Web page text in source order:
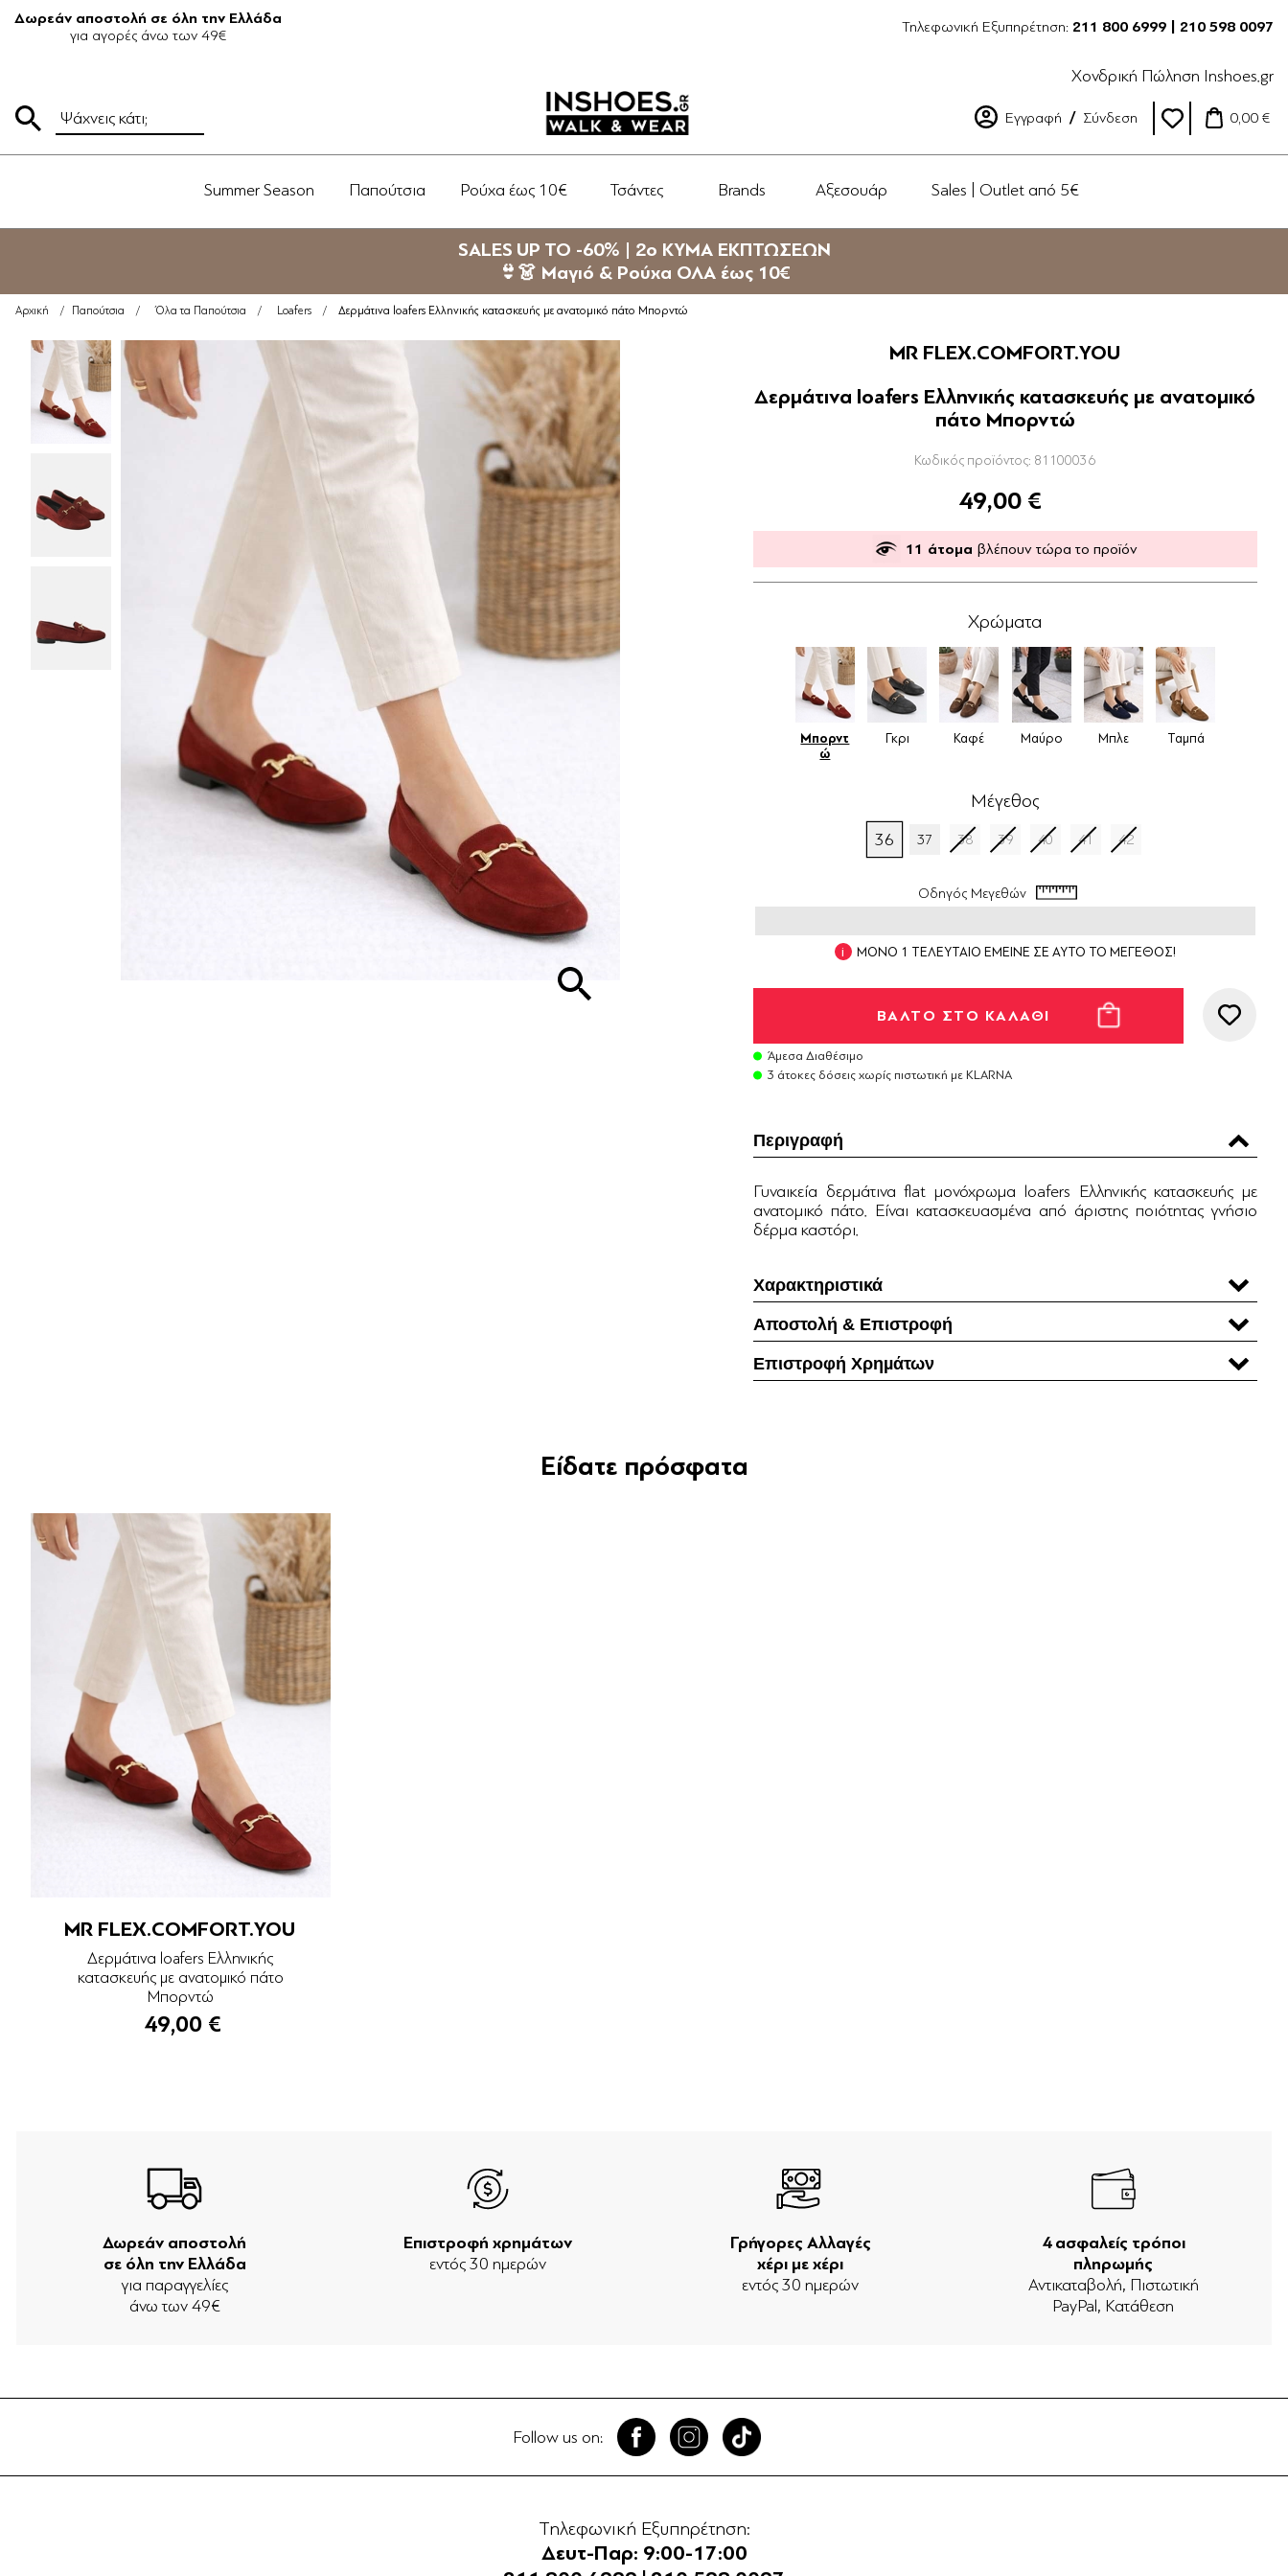
Δωρεάν αποστολή σε όλη την Ελλάδα
για αγορές άνω των 49€
Τηλεφωνική Εξυπηρέτηση: 211 800 6999 | 210 598 0097
Χονδρική Πώληση Inshoes.gr
Εγγραφή Σύνδεση 0,00 €
Summer Season Παπούτσια Ρούχα έως 10€ Τσάντες Brands Αξεσουάρ Sales | Outlet από 5€
SALES UP TO -60% | 2ο ΚΥΜΑ ΕΚΠΤΩΣΕΩΝ
👙👗 Μαγιό & Ρούχα ΟΛΑ έως 10€
Αρχική / Παπούτσια / Όλα τα Παπούτσια / Loafers / Δερμάτινα loafers Ελληνικής κατασκευής με ανατομικό πάτο Μπορντώ
MR FLEX.COMFORT.YOU
Δερμάτινα loafers Ελληνικής κατασκευής με ανατομικό
πάτο Μπορντώ
Κωδικός προϊόντος: 81100036
49,00 €
11 άτομα βλέπουν τώρα το προϊόν
Χρώματα
Μπορντ
ώ
Γκρι Καφέ Μαύρο Μπλε Ταμπά
Μέγεθος
36 37 38 39 40 41 42
Οδηγός Μεγεθών
ΜΟΝΟ 1 ΤΕΛΕΥΤΑΙΟ ΕΜΕΙΝΕ ΣΕ ΑΥΤΟ ΤΟ ΜΕΓΕΘΟΣ!
Άμεσα Διαθέσιμο
3 άτοκες δόσεις χωρίς πιστωτική με KLARNA
Περιγραφή
Γυναικεία δερμάτινα flat μονόχρωμα loafers Ελληνικής κατασκευής με
ανατομικό πάτο. Είναι κατασκευασμένα από άριστης ποιότητας γνήσιο
δέρμα καστόρι.
Χαρακτηριστικά
Αποστολή & Επιστροφή
Επιστροφή Χρηµάτων
Είδατε πρόσφατα
MR FLEX.COMFORT.YOU
Δερμάτινα loafers Ελληνικής
κατασκευής με ανατομικό πάτο
Μπορντώ
49,00 €
Δωρεάν αποστολή
σε όλη την Ελλάδα
για παραγγελίες
άνω των 49€
Επιστροφή χρημάτων
εντός 30 ημερών
Γρήγορες Αλλαγές
χέρι με χέρι
εντός 30 ημερών
4 ασφαλείς τρόποι
πληρωμής
Αντικαταβολή, Πιστωτική
PayPal, Κατάθεση
Follow us on:
Τηλεφωνική Εξυπηρέτηση:
Δευτ-Παρ: 9:00-17:00